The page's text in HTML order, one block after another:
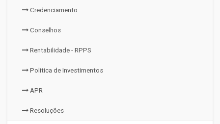
Credenciamento
Conselhos
Rentabilidade - RPPS
Politica de Investimentos
APR
Resoluções